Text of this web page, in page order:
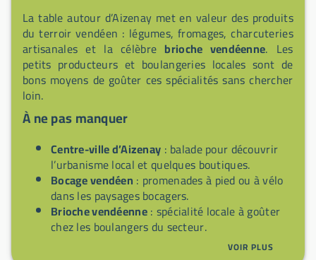
La table autour d’Aizenay met en valeur des produits
du terroir vendéen : légumes, fromages, charcuteries
artisanales et la célèbre brioche vendéenne. Les
petits producteurs et boulangeries locales sont de
bons moyens de goûter ces spécialités sans chercher
loin.
À ne pas manquer
Centre-ville d’Aizenay : balade pour découvrir
l’urbanisme local et quelques boutiques.
Bocage vendéen : promenades à pied ou à vélo
dans les paysages bocagers.
Brioche vendéenne: spécialité locale à goûter
chez les boulangers du secteur.
: visite rapide de la préfecture
VOIR PLUS